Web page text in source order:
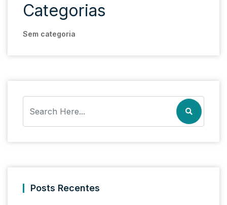
Categorias
Sem categoria
Posts Recentes